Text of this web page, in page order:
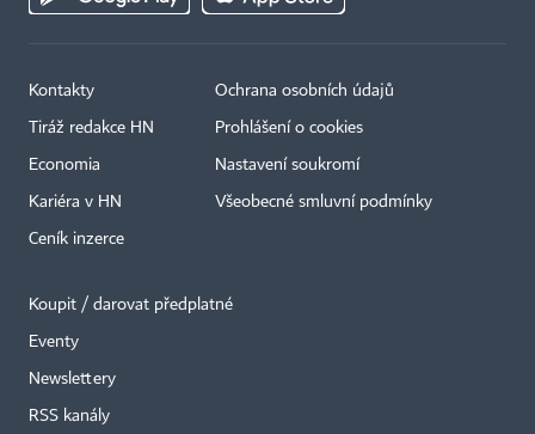
Kontakty
Tiráž redakce HN
Economia
Kariéra v HN
Ceník inzerce
Ochrana osobních údajů
Prohlášení o cookies
Nastavení soukromí
Všeobecné smluvní podmínky
Koupit / darovat předplatné
Eventy
Newslettery
RSS kanály